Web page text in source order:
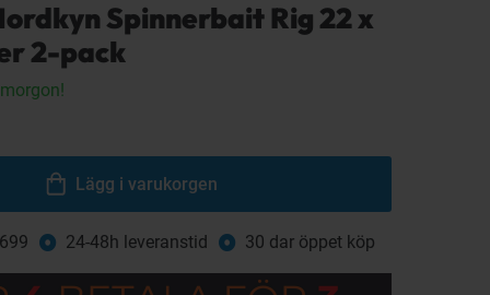
Spinnerbait Rig 22 x
2-pack
Lägg i varukorgen
24-48h leveranstid 30 dar öppet köp